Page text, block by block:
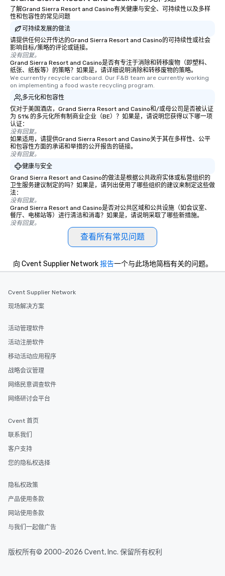
了解Grand Sierra Resort and Casino有关健康与安全、可持续性以及多样
性和包容性的常见问题
可持续发展的做法
请提供任何公开传达的Grand Sierra Resort and Casino的可持续性或社会
影响目标/策略的评论或链接。
没有回复。
Grand Sierra Resort and Casino是否有专注于消除和转移废物（即塑料、
纸张、纸板等）的策略？如果是，请详细说明消除和转移废物的策略。
We currently recycle cardboard. Our F&B team are currently working
on implementing a food waste recycling program.
多元化和包容性
仅对于美国酒店，Grand Sierra Resort and Casino和/或母公司是否被认证
为 51% 的多元化所有制商业企业（BE）？如果是，请说明您获得以下哪一项
认证：
没有回复。
如果适用，请提供Grand Sierra Resort and Casino关于其在多样性、公平
和包容性方面的承诺和举措的公开报告的链接。
没有回复。
健康与安全
Grand Sierra Resort and Casino的做法是根据公共政府实体或私营组织的
卫生服务建议制定的吗？如果是，请列出使用了哪些组织的建议来制定这些做
法：
没有回复。
Grand Sierra Resort and Casino是否对公共区域和公共设施（如会议室、
餐厅、电梯站等）进行清洁和消毒？如果是，请说明采取了哪些新措施。
没有回复。
查看所有常见问题
向 Cvent Supplier Network报告一个与此场地简档有关的问题。
Cvent Supplier Network
现场解决方案
活动管理软件
活动注册软件
移动活动应用程序
战略会议管理
网络民意调查软件
网络研讨会平台
Cvent 首页
联系我们
客户支持
您的隐私权选择
隐私权政策
产品使用条款
网站使用条款
与我们一起做广告
版权所有© 2000-2026 Cvent, Inc. 保留所有权利